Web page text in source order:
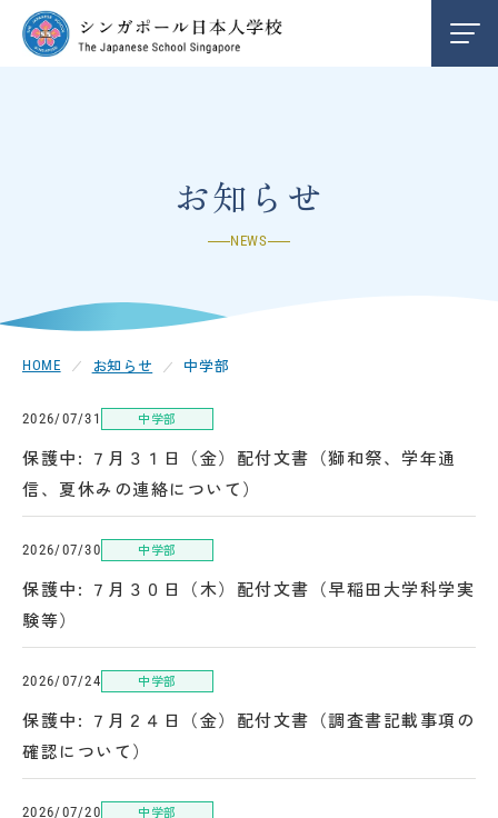
クレメンティ校CLEMENTI
中学部 SECONDARY
アクセスACCESS
Please follow us !
お知らせ
NEWS
HOME お知らせ 中学部
2026/07/31 中学部
保護中: ７月３１日（金）配付文書（獅和祭、学年通
信、夏休みの連絡について）
2026/07/30 中学部
保護中: ７月３０日（木）配付文書（早稲田大学科学実
験等）
2026/07/24 中学部
保護中: ７月２４日（金）配付文書（調査書記載事項の
確認について）
2026/07/20 中学部